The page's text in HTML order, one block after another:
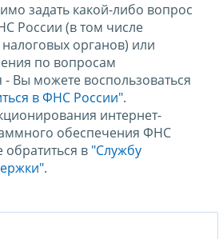
задать какой-либо вопрос
России (в том числе
органов) или
по вопросам
Вы можете воспользоваться
в ФНС России".
интернет-
обеспечения ФНС
в "Службу